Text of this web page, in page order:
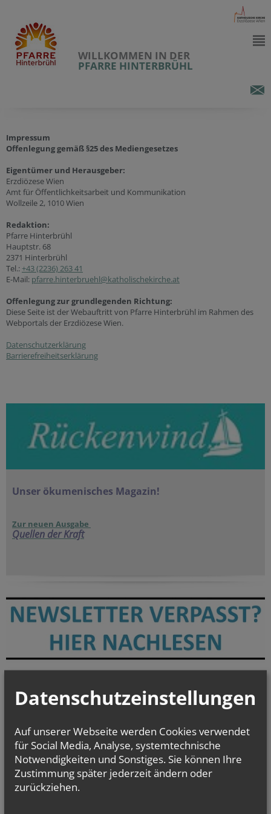
WILLKOMMEN IN DER
PFARRE HINTERBRÜHL
Impressum
Offenlegung gemäß §25 des Mediengesetzes
Eigentümer und Herausgeber:
Erzdiözese Wien
Amt für Öffentlichkeitsarbeit und Kommunikation
Wollzeile 2, 1010 Wien
Redaktion:
Pfarre Hinterbrühl
Hauptstr. 68
2371 Hinterbrühl
Tel.: +43 (2236) 263 41
E-Mail: pfarre.hinterbruehl@katholischekirche.at
Offenlegung zur grundlegenden Richtung:
Diese Seite ist der Webauftritt von Pfarre Hinterbrühl im Rahmen des
Webportals der Erzdiözese Wien.
Datenschutzerklärung
Barrierefreiheitserklärung
Unser ökumenisches Magazin!
Zur neuen Ausgabe
Quellen der Kraft
Sie haben ein Anliegen oder möchten uns kontaktieren?
Sie da!
Datenschutzeinstellungen
Auf unserer Webseite werden Cookies verwendet
für Social Media, Analyse, systemtechnische
Notwendigkeiten und Sonstiges. Sie können Ihre
Zustimmung später jederzeit ändern oder
zurückziehen.